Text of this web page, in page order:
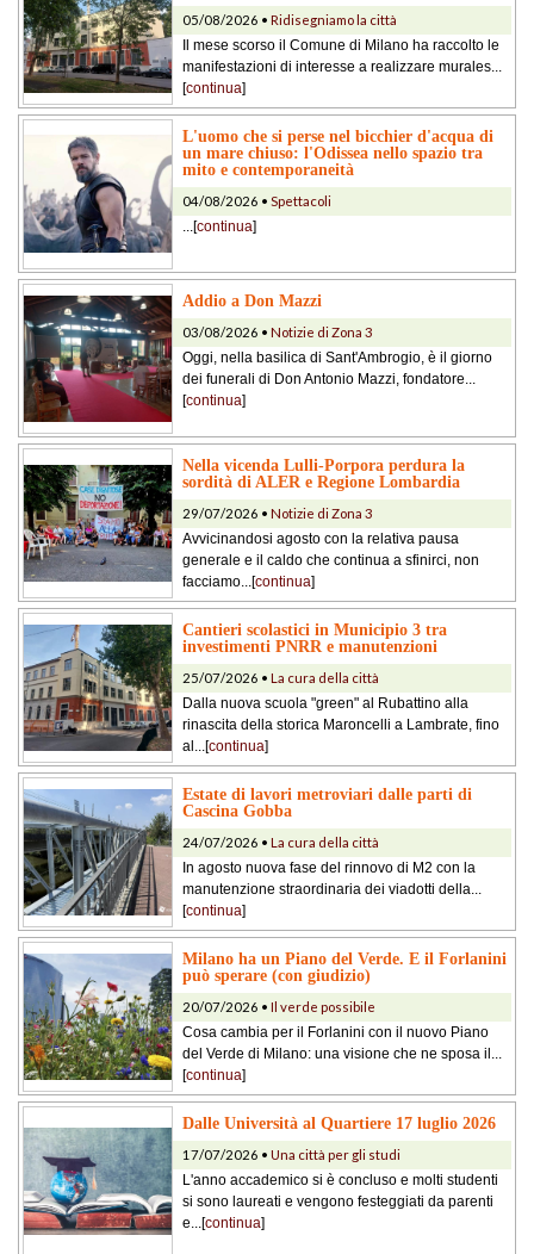
05/08/2026 • Ridisegniamo la città
Il mese scorso il Comune di Milano ha raccolto le
manifestazioni di interesse a realizzare murales...
[continua]
L'uomo che si perse nel bicchier d'acqua di
un mare chiuso: l'Odissea nello spazio tra
mito e contemporaneità
04/08/2026 • Spettacoli
...[continua]
Addio a Don Mazzi
03/08/2026 • Notizie di Zona 3
Oggi, nella basilica di Sant'Ambrogio, è il giorno
dei funerali di Don Antonio Mazzi, fondatore...
[continua]
Nella vicenda Lulli-Porpora perdura la
sordità di ALER e Regione Lombardia
29/07/2026 • Notizie di Zona 3
Avvicinandosi agosto con la relativa pausa
generale e il caldo che continua a sfinirci, non
facciamo...[continua]
Cantieri scolastici in Municipio 3 tra
investimenti PNRR e manutenzioni
25/07/2026 • La cura della città
Dalla nuova scuola "green" al Rubattino alla
rinascita della storica Maroncelli a Lambrate, fino
al...[continua]
Estate di lavori metroviari dalle parti di
Cascina Gobba
24/07/2026 • La cura della città
In agosto nuova fase del rinnovo di M2 con la
manutenzione straordinaria dei viadotti della...
[continua]
Milano ha un Piano del Verde. E il Forlanini
può sperare (con giudizio)
20/07/2026 • Il verde possibile
Cosa cambia per il Forlanini con il nuovo Piano
del Verde di Milano: una visione che ne sposa il...
[continua]
Dalle Università al Quartiere 17 luglio 2026
17/07/2026 • Una città per gli studi
L'anno accademico si è concluso e molti studenti
si sono laureati e vengono festeggiati da parenti
e...[continua]